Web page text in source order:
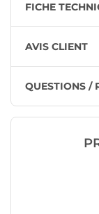
FICHE
AVIS CLIENT
QUESTIONS /